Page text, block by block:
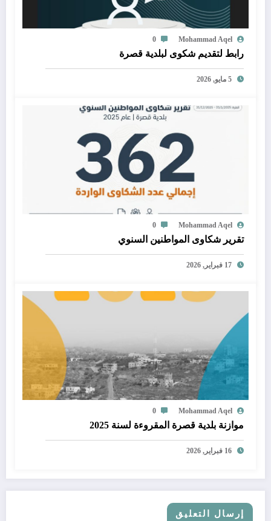
Mohammad Aqel
0
رابط لتقديم شكوى لبلدية قصرة
5 مايو, 2026
Mohammad Aqel
0
تقرير شكاوى المواطنين السنوي
17 فبراير, 2026
Mohammad Aqel
0
موازنة بلدية قصرة المقروءة لسنة 2025
16 فبراير, 2026
إرسال التعليق